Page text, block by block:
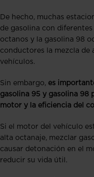
De hecho, muchas
de gasolina con
octanos y la gasolina 98
conductores la mezcla de
vehículos.
Sin embargo, es
gasolina 95 y gasolina 98
motor y la eficiencia del
Si el motor del vehículo
alta octanaje, mezclar
causar detonación en el
reducir su vida útil.